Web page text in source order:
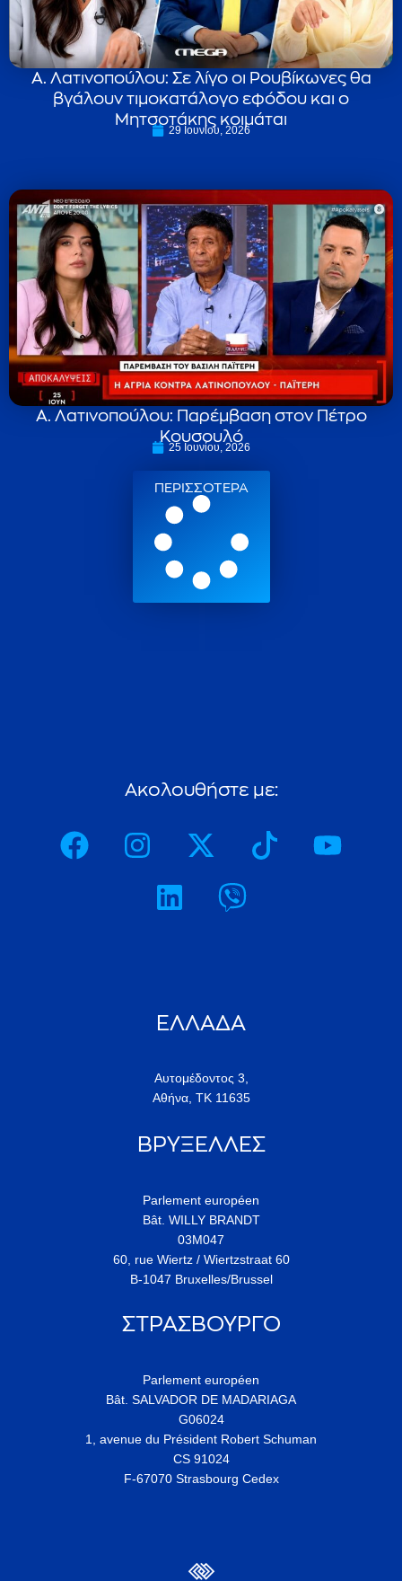
Α. Λατινοπούλου: Σε λίγο οι Ρουβίκωνες θα
βγάλουν τιμοκατάλογο εφόδου και ο
Μητσοτάκης κοιμάται
29 Ιουνίου, 2026
Α. Λατινοπούλου: Παρέμβαση στον Πέτρο
Κουσουλό
25 Ιουνίου, 2026
ΠΕΡΙΣΣΟΤΕΡΑ
ΕΛΛΑΔΑ
Αυτομέδοντος 3,
Αθήνα, ΤΚ 11635
ΒΡΥΞΕΛΛΕΣ
Parlement européen
Bât. WILLY BRANDT
03M047
60, rue Wiertz / Wiertzstraat 60
B-1047 Bruxelles/Brussel
ΣΤΡΑΣΒΟΥΡΓΟ
Parlement européen
Bât. SALVADOR DE MADARIAGA
G06024
1, avenue du Président Robert Schuman
CS 91024
F-67070 Strasbourg Cedex